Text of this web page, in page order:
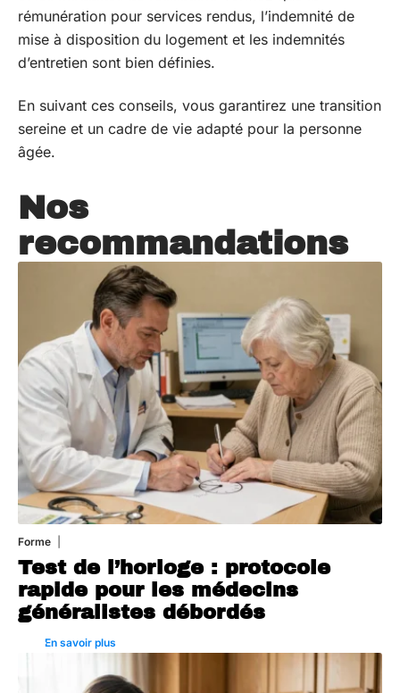
rémunération pour services rendus, l’indemnité de
mise à disposition du logement et les indemnités
d’entretien sont bien définies.
En suivant ces conseils, vous garantirez une transition
sereine et un cadre de vie adapté pour la personne
âgée.
Nos
recommandations
Forme
Test de l’horloge : protocole
rapide pour les médecins
généralistes débordés
En savoir plus